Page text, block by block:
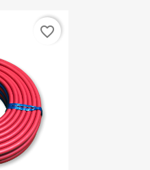
favorite_border